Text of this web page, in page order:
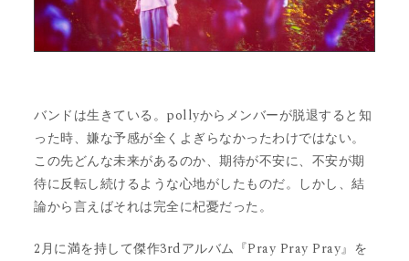
バンドは生きている。pollyからメンバーが脱退すると知
った時、嫌な予感が全くよぎらなかったわけではない。
この先どんな未来があるのか、期待が不安に、不安が期
待に反転し続けるような心地がしたものだ。しかし、結
論から言えばそれは完全に杞憂だった。
2月に満を持して傑作3rdアルバム『Pray Pray Pray』を